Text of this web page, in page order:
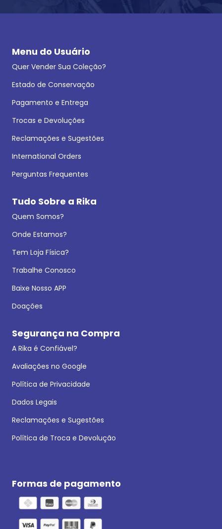
Menu do Usuário
Quer Vender Sua Coleção?
Estado de Conservação
Pagamento e Entrega
Trocas e Devoluções
Reclamações e Sugestões
International Orders
Perguntas Frequentes
Tudo Sobre a Rika
Quem Somos?
Onde Estamos?
Tem Loja Física?
Trabalhe Conosco
Baixe Nosso APP
Doações
Segurança na Compra
A Rika é Confiável?
Avaliações no Google
Política de Privacidade
Dados Legais
Reclamações e Sugestões
Política de Troca e Devolução
Formas de pagamento